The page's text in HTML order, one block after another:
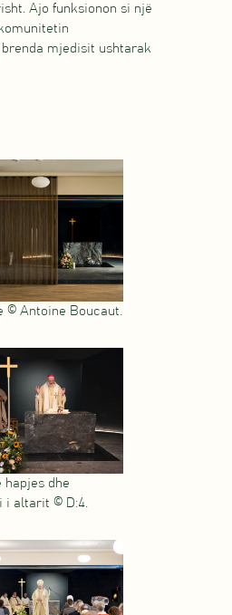
Ajo funksionon si një
mjedisit ushtarak
© Antoine Boucaut.
hapjes dhe
i altarit © D:4.